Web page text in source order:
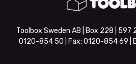
Toolbox Sweden AB | Box 228 |
0120-854 50 | Fax: 0120-854 69 |